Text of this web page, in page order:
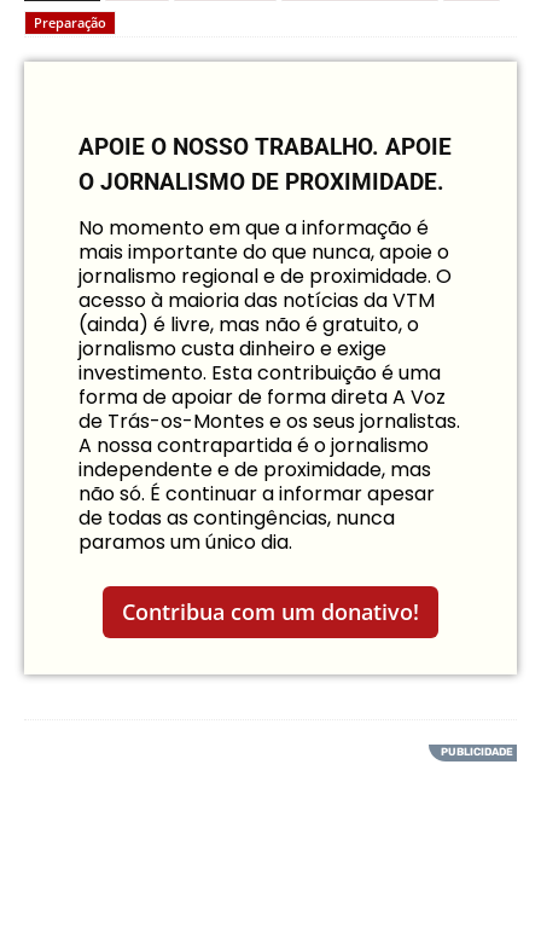
Preparação
APOIE O NOSSO TRABALHO. APOIE
O JORNALISMO DE PROXIMIDADE.
No momento em que a informação é
mais importante do que nunca, apoie o
jornalismo regional e de proximidade. O
acesso à maioria das notícias da VTM
(ainda) é livre, mas não é gratuito, o
jornalismo custa dinheiro e exige
investimento. Esta contribuição é uma
forma de apoiar de forma direta A Voz
de Trás-os-Montes e os seus jornalistas.
A nossa contrapartida é o jornalismo
independente e de proximidade, mas
não só. É continuar a informar apesar
de todas as contingências, nunca
paramos um único dia.
Contribua com um donativo!